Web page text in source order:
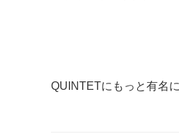
QUINTETにもっと有名